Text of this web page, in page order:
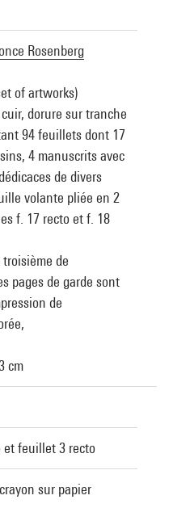
Rosenberg
of artworks)
dorure sur tranche
94 feuillets dont 17
4 manuscrits avec
de divers
volante pliée en 2
f. 17 recto et f. 18
de
pages de garde sont
de
cm
et feuillet 3 recto
sur papier